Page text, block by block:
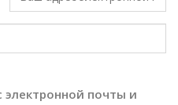
почты и